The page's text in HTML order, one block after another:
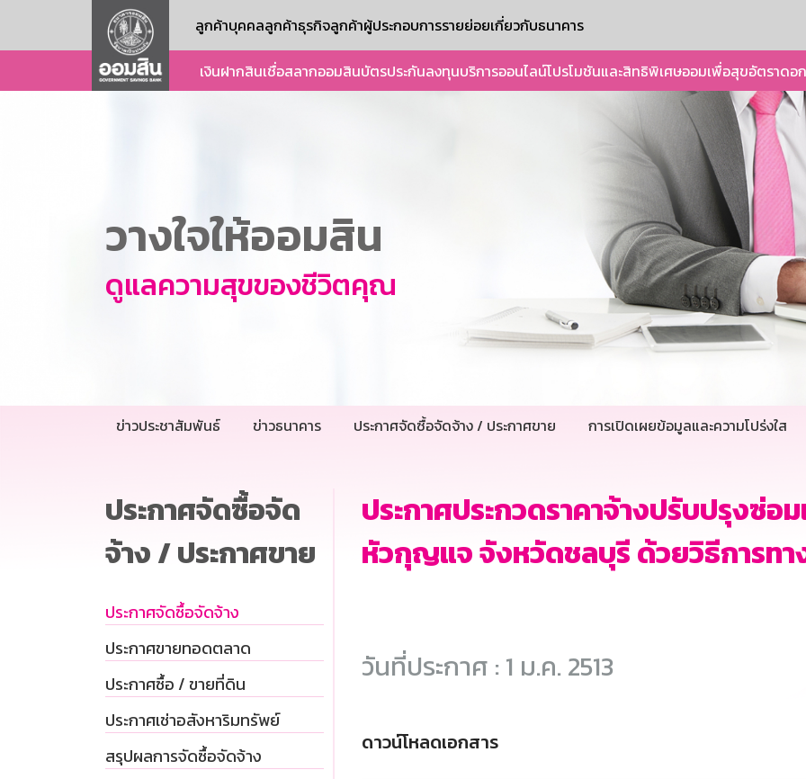
ลูกค้าบุคคลลูกค้าธุรกิจลูกค้าผู้ประกอบการรายย่อยเกี่ยวกับธนาคาร
เงินฝากสินเชื่อสลากออมสินบัตรประกันลงทุนบริการออนไลน์โปรโมชันและสิทธิพิเศษออมเพื่อสุขอัตราดอ
วางใจให้ออมสิน
ดูแลความสุขของชีวิตคุณ
ข่าวประชาสัมพันธ์ ข่าวธนาคาร ประกาศจัดซื้อจัดจ้าง / ประกาศขาย การเปิดเผยข้อมูลและความโปร่งใส
ประกาศจัดซื้อจัด
จ้าง / ประกาศขาย
ประกาศจัดซื้อจัดจ้าง
ประกาศขายทอดตลาด
ประกาศซื้อ / ขายที่ดิน
ประกาศเช่าอสังหาริมทรัพย์
สรุปผลการจัดซื้อจัดจ้าง
ประกาศประกวดราคาจ้างปรับปรุงซ่อ
หัวกุญแจ จังหวัดชลบุรี ด้วยวิธีการทา
วันที่ประกาศ : 1 ม.ค. 2513
ดาวน์โหลดเอกสาร